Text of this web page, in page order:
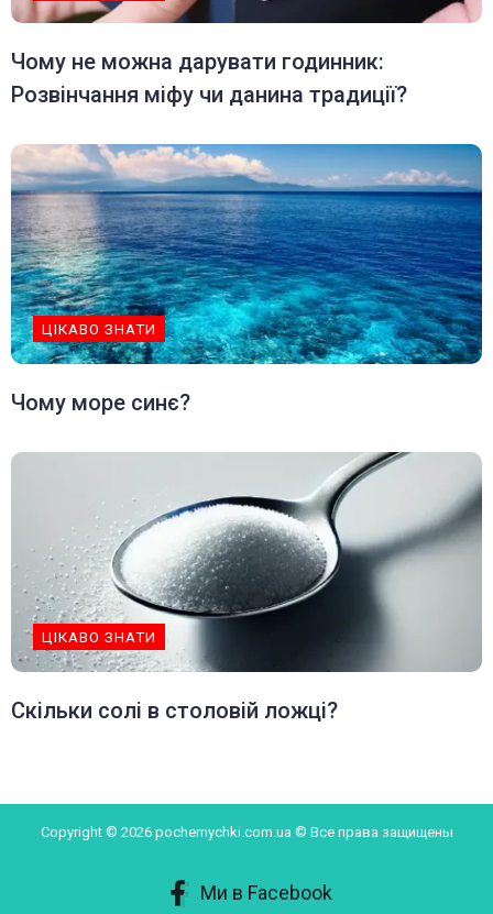
Чому не можна дарувати годинник:
Розвінчання міфу чи данина традиції?
ЦІКАВО ЗНАТИ
Чому море синє?
ЦІКАВО ЗНАТИ
Скільки солі в столовій ложці?
Copyright © 2026 pochemychki.com.ua © Все права защищены
Ми в Facebook